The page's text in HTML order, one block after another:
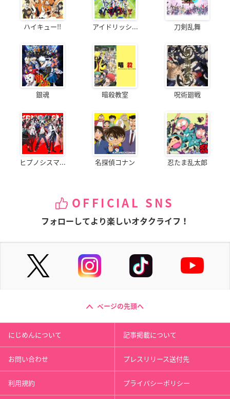
ハイキュー!! アイドリッシ... 刀剣乱舞
銀魂 暗殺教室 呪術廻戦
ヒプノシスマ... 名探偵コナン 忍たま乱太郎
OFFICIAL SNS
フォローしてより楽しいオタクライフ！
ページの先頭へ
にじめんについて 記事掲載について
お問い合わせ プレスリリース送付先
利用規約 プライバシーポリシー